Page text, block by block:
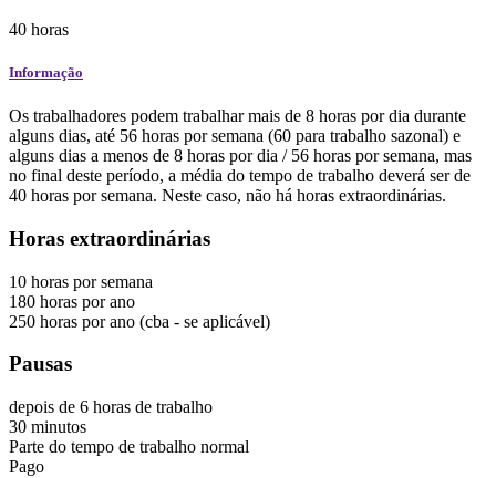
40 horas
Informação
Os trabalhadores podem trabalhar mais de 8 horas por dia durante
alguns dias, até 56 horas por semana (60 para trabalho sazonal) e
alguns dias a menos de 8 horas por dia / 56 horas por semana, mas
no final deste período, a média do tempo de trabalho deverá ser de
40 horas por semana. Neste caso, não há horas extraordinárias.
Horas extraordinárias
10 horas por semana
180 horas por ano
250 horas por ano (cba - se aplicável)
Pausas
depois de 6 horas de trabalho
30 minutos
Parte do tempo de trabalho normal
Pago